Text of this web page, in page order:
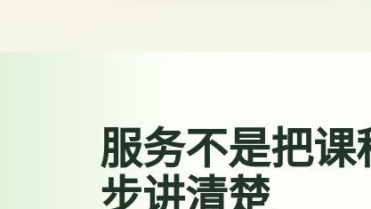
服务不是把
步讲清楚